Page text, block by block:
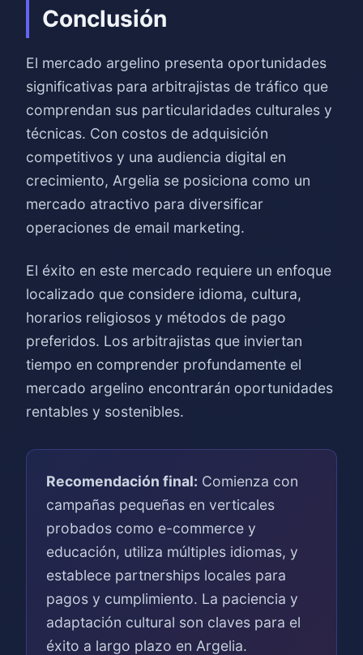
Conclusión
El mercado argelino presenta oportunidades
significativas para arbitrajistas de tráfico que
comprendan sus particularidades culturales y
técnicas. Con costos de adquisición
competitivos y una audiencia digital en
crecimiento, Argelia se posiciona como un
mercado atractivo para diversificar
operaciones de email marketing.
El éxito en este mercado requiere un enfoque
localizado que considere idioma, cultura,
horarios religiosos y métodos de pago
preferidos. Los arbitrajistas que inviertan
tiempo en comprender profundamente el
mercado argelino encontrarán oportunidades
rentables y sostenibles.
Recomendación final: Comienza con
campañas pequeñas en verticales
probados como e-commerce y
educación, utiliza múltiples idiomas, y
establece partnerships locales para
pagos y cumplimiento. La paciencia y
adaptación cultural son claves para el
éxito a largo plazo en Argelia.